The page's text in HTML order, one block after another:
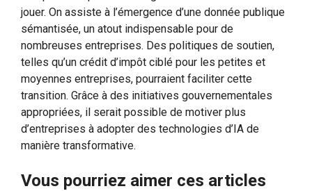
jouer. On assiste à l’émergence d’une donnée publique
sémantisée, un atout indispensable pour de
nombreuses entreprises. Des politiques de soutien,
telles qu’un crédit d’impôt ciblé pour les petites et
moyennes entreprises, pourraient faciliter cette
transition. Grâce à des initiatives gouvernementales
appropriées, il serait possible de motiver plus
d’entreprises à adopter des technologies d’IA de
manière transformative.
Vous pourriez aimer ces articles